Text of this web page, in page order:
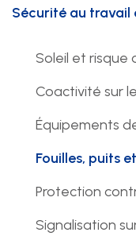
Nous suivre
Sécurité au
Soleil et risque
Coactivité sur
Équipements
Fouilles, puits
Protection
Signalisation